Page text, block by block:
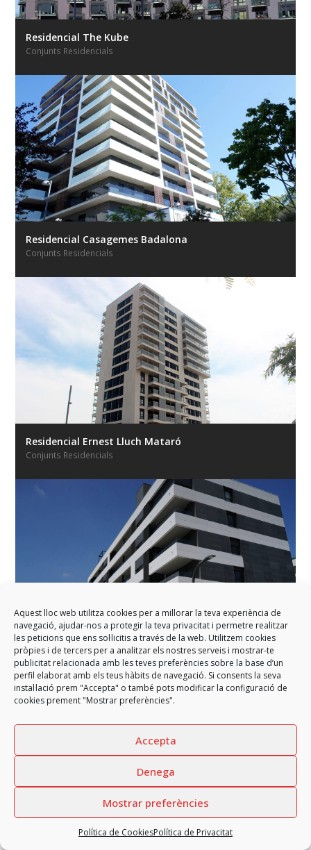
Aquest lloc web utilitza cookies per a millorar la teva experiència de
navegació, ajudar-nos a protegir la teva privacitat i permetre realitzar
les peticions que ens sol·licitis a través de la web. Utilitzem cookies
pròpies i de tercers per a analitzar els nostres serveis i mostrar-te
publicitat relacionada amb les teves preferències sobre la base d’un
perfil elaborat amb els teus hàbits de navegació. Si consents la seva
instal·lació prem "Accepta" o també pots modificar la configuració de
cookies prement "Mostrar preferències".
Accepta
Denega
Mostrar preferències
Política de CookiesPolítica de Privacitat
Residencial The Kube
Conjunts Residencials
Residencial Casagemes Badalona
Conjunts Residencials
Residencial Ernest Lluch Mataró
Conjunts Residencials
Promoció Sant Just Home
Conjunts Residencials